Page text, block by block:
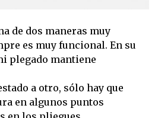
de dos maneras muy
es muy funcional. En su
plegado mantiene
a otro, sólo hay que
en algunos puntos